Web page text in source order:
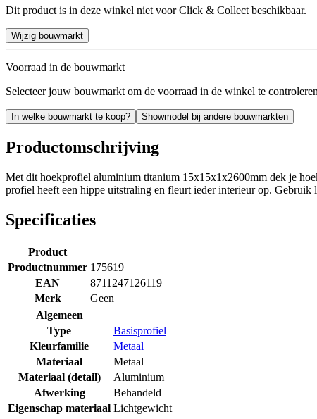
Dit product is in deze winkel niet voor Click & Collect beschikbaar.
Wijzig bouwmarkt
Voorraad in de bouwmarkt
Selecteer jouw bouwmarkt om de voorraad in de winkel te
In welke bouwmarkt te koop? Showmodel bij andere bouwmarkten
Productomschrijving
Met dit hoekprofiel aluminium titanium 15x15x1x2600mm dek je
profiel heeft een hippe uitstraling en fleurt ieder interieur op.
Specificaties
Product
Productnummer 175619
EAN
8711247126119
Merk
Geen
Algemeen
Type
Basisprofiel
Kleurfamilie
Metaal
Materiaal
Metaal
Materiaal (detail)
Aluminium
Afwerking
Behandeld
Eigenschap materiaal Lichtgewicht